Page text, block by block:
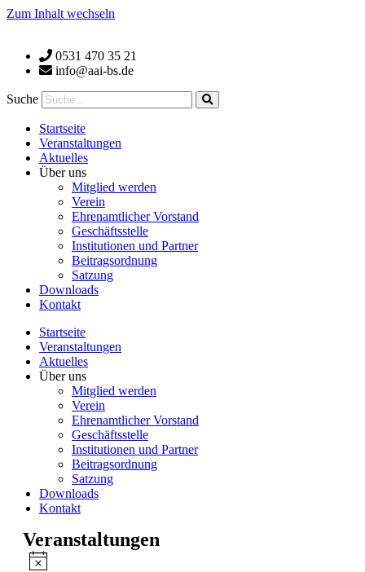
Zum Inhalt wechseln
0531 470 35 21
info@aai-bs.de
Suche
Startseite
Veranstaltungen
Aktuelles
Über uns
Mitglied werden
Verein
Ehrenamtlicher Vorstand
Geschäftsstelle
Institutionen und Partner
Beitragsordnung
Satzung
Downloads
Kontakt
Startseite
Veranstaltungen
Aktuelles
Über uns
Mitglied werden
Verein
Ehrenamtlicher Vorstand
Geschäftsstelle
Institutionen und Partner
Beitragsordnung
Satzung
Downloads
Kontakt
Veranstaltungen